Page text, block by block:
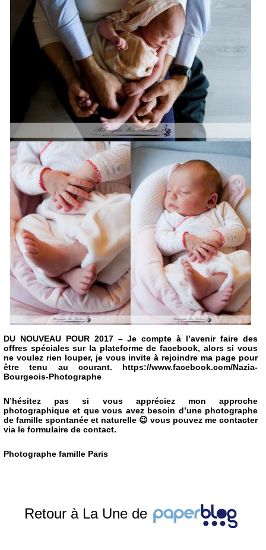
DU NOUVEAU POUR 2017 – Je compte à l’avenir faire des
offres spéciales sur la plateforme de facebook, alors si vous
ne voulez rien louper, je vous invite à rejoindre ma page pour
être tenu au courant. https://www.facebook.com/Nazia-
Bourgeois-Photographe
N’hésitez pas si vous appréciez mon approche
photographique et que vous avez besoin d’une photographe
de famille spontanée et naturelle 😉 vous pouvez me contacter
via le formulaire de contact.
Photographe famille Paris
Retour à La Une de